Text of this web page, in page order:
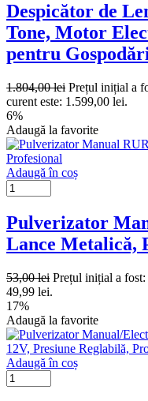
Despicător de
Tone, Motor
pentru
1.804,00lei Prețul inițial a
curent este: 1.599,00 lei.
6%
Adaugă la favorite
Adaugă în coș
Pulverizator
Lance Metalică,
53,00lei Prețul inițial a
49,99 lei.
17%
Adaugă la favorite
Adaugă în coș